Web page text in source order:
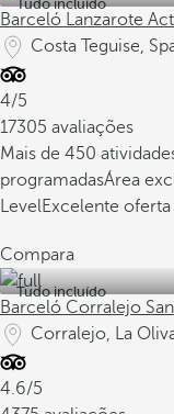
Tudo incluído
Barceló Lanzarote
Costa Teguise,
4/5
17305 avaliações
Mais de 450
programadasÁrea
LevelExcelente
Compara
Tudo incluído
Barceló Corralejo
Corralejo, La
4.6/5